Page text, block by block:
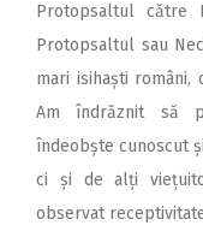
Proto­psaltul către
Protopsaltul sau
mari isihaști români,
Am îndrăznit să
îndeobște cunoscut
ci și de alți
observat